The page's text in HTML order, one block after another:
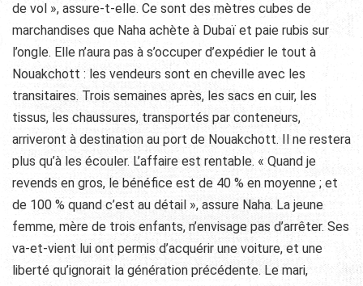
de vol », assure-t-elle. Ce sont des mètres cubes de
marchandises que Naha achète à Dubaï et paie rubis sur
l’ongle. Elle n’aura pas à s’occuper d’expédier le tout à
Nouakchott : les vendeurs sont en cheville avec les
transitaires. Trois semaines après, les sacs en cuir, les
tissus, les chaussures, transportés par conteneurs,
arriveront à destination au port de Nouakchott. Il ne restera
plus qu’à les écouler. L’affaire est rentable. « Quand je
revends en gros, le bénéfice est de 40 % en moyenne ; et
de 100 % quand c’est au détail », assure Naha. La jeune
femme, mère de trois enfants, n’envisage pas d’arrêter. Ses
va-et-vient lui ont permis d’acquérir une voiture, et une
liberté qu’ignorait la génération précédente. Le mari,